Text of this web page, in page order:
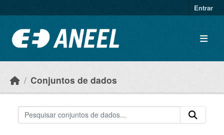
Entrar
Conjuntos de dados